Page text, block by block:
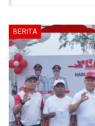
BERITA